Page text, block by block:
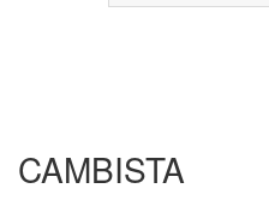
CAMBISTA